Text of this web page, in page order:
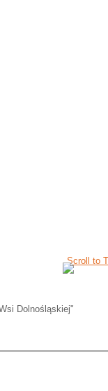
Dolnośląskiej"
Scroll to